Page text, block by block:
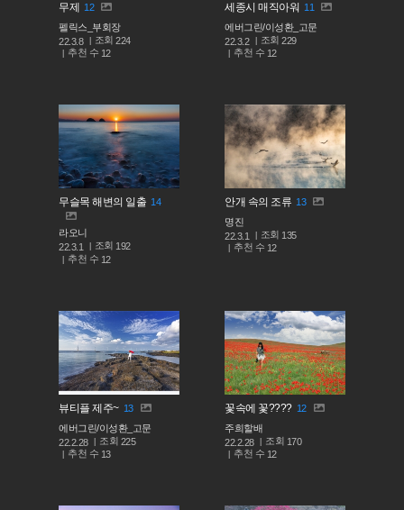
무제
12
펠릭스_부회장
22.3.8
조회224
추천 수 12
세종시 매직아워 11
에버그린/이성환_고문
22.3.2
조회229
추천 수 12
무슬목 해변의 일출 14
라오니
22.3.1
조회 192
추천 수 12
안개 속의 조류 13
명진
22.3.1
조회 135
추천 수 12
뷰티플 제주~ 13
에버그린/이성환_고문
22.2.28
조회 225
추천 수 13
꽃속에 꽃???? 12
주희할배
22.2.28
조회 170
추천 수 12